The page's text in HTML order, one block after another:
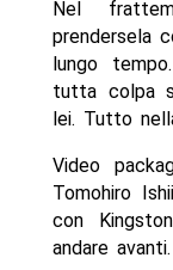
Nel
prendersela
lungo
tutta colpa
lei. Tutto
Video
Tomohiro
con
andare avanti.